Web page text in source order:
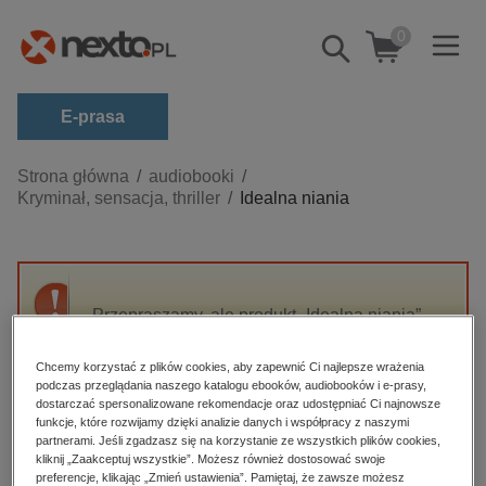
Pokaż/schowaj
wyszukiwarkę
0
E-prasa
Kategorie
Zobacz wszystkie E-prasa
budownictwo, aranżacja wnętrz
darmowe wydania
edukacja
hobby, sport, rozrywka
komputery, internet, technologie, informatyka
Strona główna
audiobooki
Kryminał, sensacja, thriller
Idealna niania
Przepraszamy, ale produkt „Idealna niania”
High-contrast mode
Polecane
Chcemy korzystać z plików cookies, aby zapewnić Ci najlepsze wrażenia
podczas przeglądania naszego katalogu ebooków, audiobooków i e-prasy,
dostarczać spersonalizowane rekomendacje oraz udostępniać Ci najnowsze
funkcje, które rozwijamy dzięki analizie danych i współpracy z naszymi
partnerami. Jeśli zgadzasz się na korzystanie ze wszystkich plików cookies,
kliknij „Zaakceptuj wszystkie”. Możesz również dostosować swoje
preferencje, klikając „Zmień ustawienia”. Pamiętaj, że zawsze możesz